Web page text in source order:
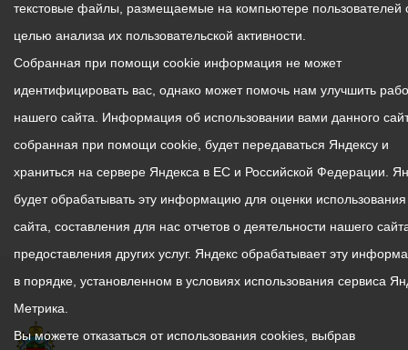
текстовые файлы, размещаемые на компьютере пользователей
целью анализа их пользовательской активности.
Собранная при помощи cookie информация не может
идентифицировать вас, однако может помочь нам улучшить
нашего сайта. Информация об использовании вами данного
собранная при помощи cookie, будет передаваться Яндексу и
храниться на сервере Яндекса в ЕС и Российской Федерации.
будет обрабатывать эту информацию для оценки
сайта, составления для нас отчетов о деятельности нашего
предоставления других услуг. Яндекс обрабатывает эту
в порядке, установленном в условиях использования сервиса
Метрика.
Вы можете отказаться от использования cookies, выбрав